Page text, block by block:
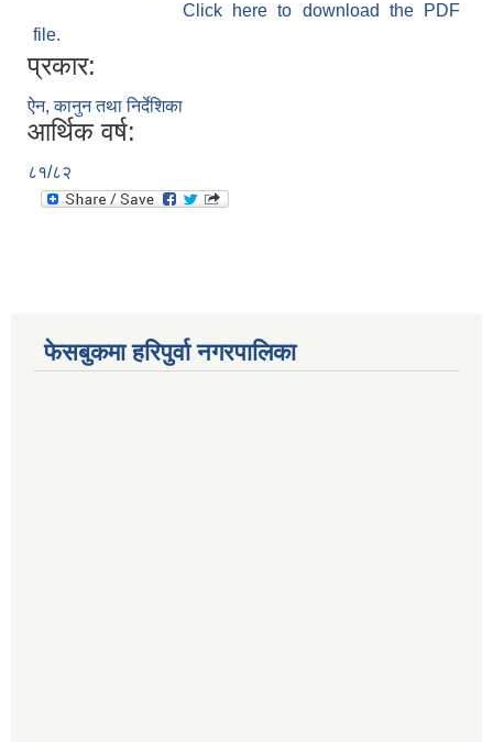
Click here to download the PDF
file.
प्रकार:
ऐन, कानुन तथा निर्देशिका
आर्थिक वर्ष:
८१/८२
फेसबुकमा हरिपुर्वा नगरपालिका